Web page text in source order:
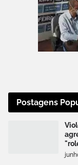
Postagens